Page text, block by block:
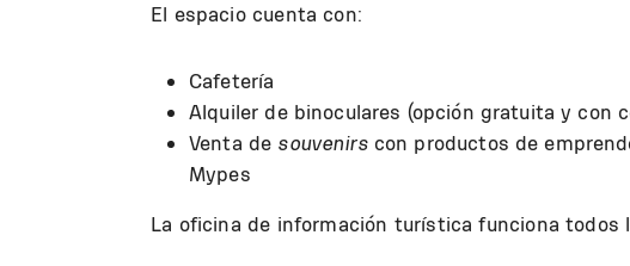
El espacio cuenta con:
Cafetería
Alquiler de binoculares (opción gratuita y con
Venta de souvenirs con productos de
Mypes
La oficina de información turística funciona todos